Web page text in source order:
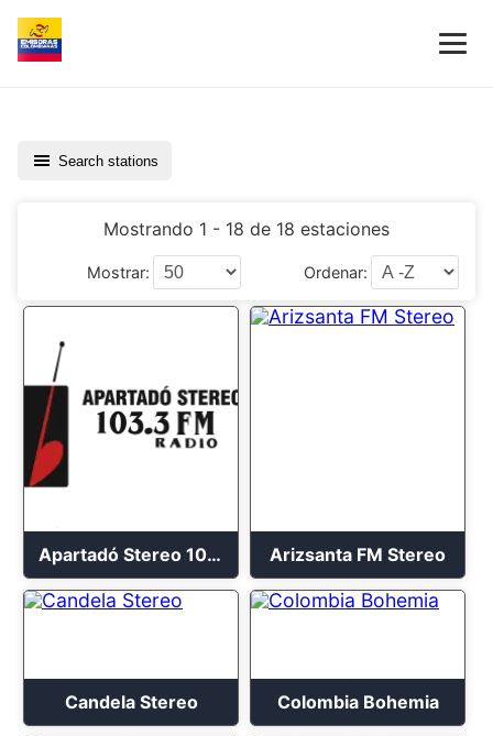
Search stations
Mostrando 1 - 18 de 18 estaciones
Mostrar: Ordenar:
Apartadó Stereo 103.3 FM Arizsanta FM Stereo
Candela Stereo Colombia Bohemia